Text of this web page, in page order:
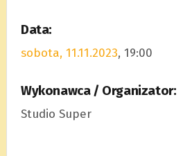
Data:
sobota, 11.11.2023, 19:00
Wykonawca / Organizator:
Studio Super